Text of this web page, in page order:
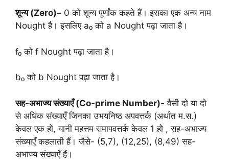
शून्य(Zero)– 0 को शून्य पूर्णांक कहते हैं। इसका एक अन्य नाम
Nought है। इसलिए a₀ को a Nought पढ़ा जाता है।
f₀ को f Nought पढ़ा जाता है।
b₀ को b Nought पढ़ा जाता है।
सह-अभाज्य संख्याएँ (Co-prime Number)- वैसी दो या दो
से अधिक संख्याएँ जिनका उभयनिष्ठ अपवत्तर्क (अर्थात म.स.)
केवल एक हो, यानी महत्तम समापवत्तर्क केवल 1 हो , सह-अभाज्य
संख्याएँ कहलाती हैं। जैसे- (5,7), (12,25), (8,49) सह-
अभाज्य संख्याएँ हैं।